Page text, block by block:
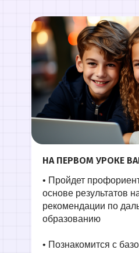
НА ПЕРВОМ УРОКЕ
• Пройдет
основе результатов
рекомендации по
образованию
• Познакомится с
этаж 2, каб. 46